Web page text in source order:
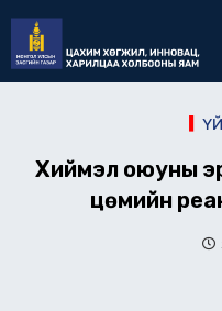
content
Хиймэл оюуны
цөмийн